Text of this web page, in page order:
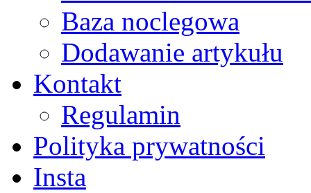
Baza noclegowa
Dodawanie artykułu
Kontakt
Regulamin
Polityka prywatności
Insta